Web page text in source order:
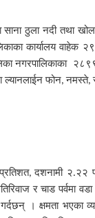
साना ठुला नदी तथा
कार्यालय वाहेक
नगरपालिकाका
ल्यानलाईन फोन,नमस्ते,
,दशनामी २.२२
र चाड पर्वमा
। क्षमता भएका